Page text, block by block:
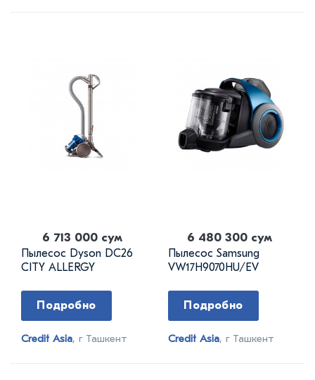
6 713 000 сум
Пылесос Dyson DC26
CITY ALLERGY
Подробно
Credit Asia, г Ташкент
6 480 300 сум
Пылесос Samsung
VW17H9070HU/EV
Подробно
Credit Asia, г Ташкент